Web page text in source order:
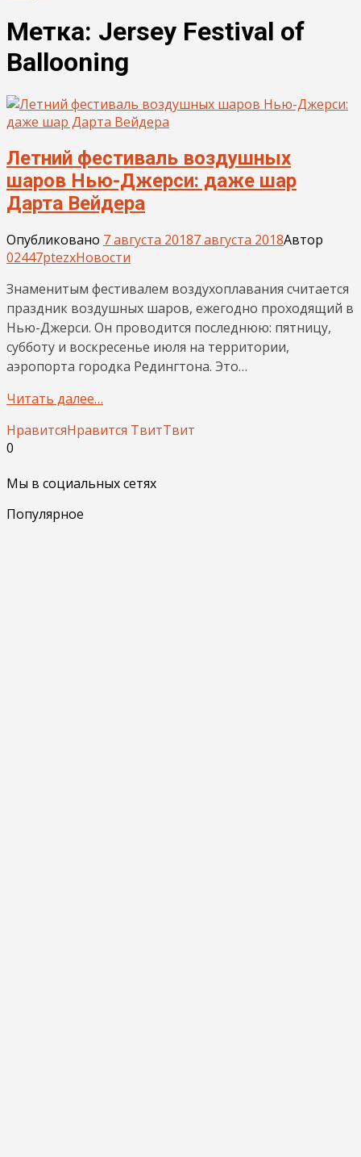
Метка: Jersey Festival of
Ballooning
Летний фестиваль воздушных
шаров Нью-Джерси: даже шар
Дарта Вейдера
Опубликовано 7 августа 20187 августа 2018Автор
02447ptezxНовости
Знаменитым фестивалем воздухоплавания считается
праздник воздушных шаров, ежегодно проходящий в
Нью-Джерси. Он проводится последнюю: пятницу,
субботу и воскресенье июля на территории,
аэропорта городка Редингтона. Это…
Читать далее…
НравитсяНравится ТвитТвит
0
Мы в социальных сетях
Популярное